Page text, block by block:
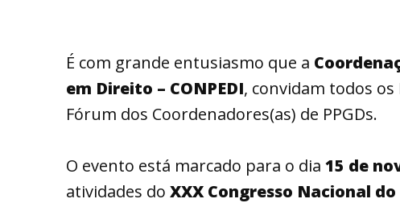
É com grande entusiasmo que a
em Direito – CONPEDI, convidam todos
Fórum dos Coordenadores(as) de PPGDs.
O evento está marcado para o dia 15 de
atividades do XXX Congresso Nacional do